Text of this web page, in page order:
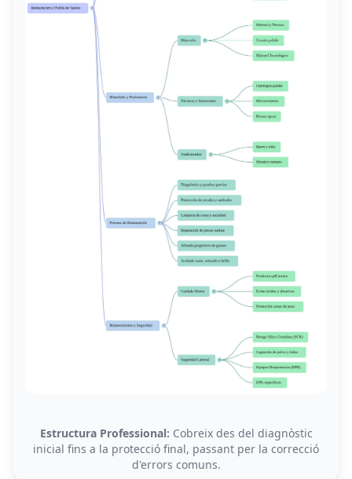
Estructura Professional: Cobreix des del diagnòstic
inicial fins a la protecció final, passant per la correcció
d'errors comuns.